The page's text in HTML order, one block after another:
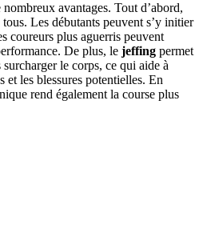
avantages. Tout d’abord,
Les débutants peuvent s’y initier
coureurs plus aguerris peuvent
De plus, le jeffing permet
surcharger le corps, ce qui aide à
et les blessures potentielles. En
rend également la course plus